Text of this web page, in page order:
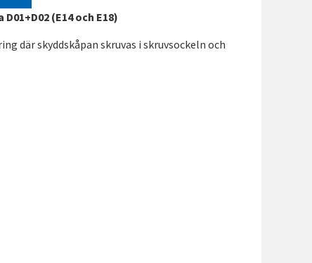
(E14 och E18)
där skyddskåpan skruvas i skruvsockeln och